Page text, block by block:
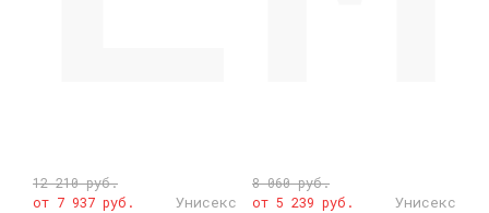
от 7 937 руб.
12 210 руб.
Унисекс от 5 239 руб.
8 060 руб.
Унисекс